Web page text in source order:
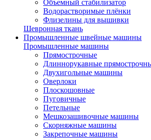
Объемный стабилизатор
Водорастворимые плёнки
Флизелины для вышивки
Шевронная ткань
Промышленные швейные машины
Промышленные машины
Прямострочные
Длиннорукавные
Двухигольные машины
Оверлоки
Плоскошовные
Пуговичные
Петельные
Мешкозашивочные машины
Скорняжные машины
Закрепочные машины